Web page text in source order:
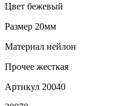
Цвет бежевый
Размер 20мм
Материал нейлон
Прочее жесткая
Артикул 20040